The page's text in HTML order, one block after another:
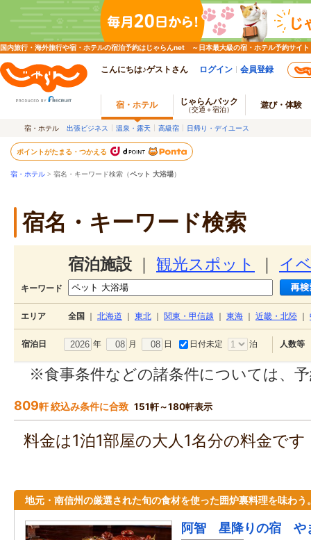
国内旅行・海外旅行や宿・ホテルの宿泊予約はじゃらんnet ～日本最大級の宿・ホテル予約サイト
こんにちは♪ゲストさん ログイン 会員登録
宿・ホテル じゃらんパック
（交通＋宿泊） 遊び・体験
宿・ホテル 出張ビジネス 温泉・露天 高級宿 日帰り・デイユース
ポイントがたまる・つかえる
宿・ホテル > 宿名・キーワード検索（ペット 大浴場）
宿名・キーワード検索
宿泊施設 観光スポット イ
キーワード
エリア 全国 北海道 東北 関東・甲信越 東海 近畿・北陸
宿泊日 年 月 日 日付未定 泊 人数等
※食事条件などの諸条件については、
809軒 絞込み条件に合致 151軒～180軒表示
料金は1泊1部屋の大人1名分の料金で
地元・南信州の厳選された旬の食材を使った囲炉裏料理を味わう
阿智 星降りの宿 や